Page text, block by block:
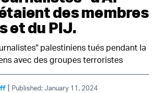
des membres
et du PIJ.
palestiniens tués pendant la
avec des groupes terroristes
| Published: January 11, 2024